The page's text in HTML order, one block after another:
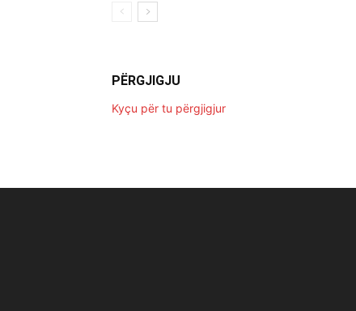
PËRGJIGJU
Kyçu për tu përgjigjur